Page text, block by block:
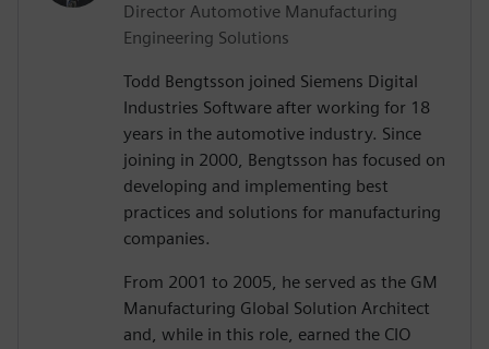
Director Automotive Manufacturing
Engineering Solutions
Todd Bengtsson joined Siemens Digital
Industries Software after working for 18
years in the automotive industry. Since
joining in 2000, Bengtsson has focused on
developing and implementing best
practices and solutions for manufacturing
companies.
From 2001 to 2005, he served as the GM
Manufacturing Global Solution Architect
and, while in this role, earned the CIO